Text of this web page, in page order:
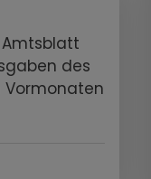
Amtsblatt
des